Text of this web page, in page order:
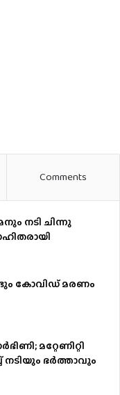
Comments
നടി ചിന്നു
കോവിഡ് മരണം
മറ്റേണിറ്റി
നടിയും ഭർത്താവും